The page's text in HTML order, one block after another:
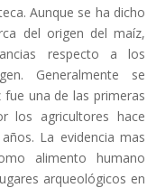
Aunque se ha dicho
del origen del maíz,
respecto a los
Generalmente se
una de las primeras
los agricultores hace
La evidencia mas
alimento humano
arqueológicos en